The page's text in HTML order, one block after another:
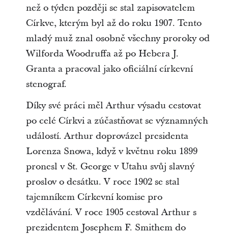
než o týden později se stal zapisovatelem
Církve, kterým byl až do roku 1907. Tento
mladý muž znal osobně všechny proroky od
Wilforda Woodruffa až po Hebera J.
Granta a pracoval jako oficiální církevní
stenograf.
Díky své práci měl Arthur výsadu cestovat
po celé Církvi a zúčastňovat se významných
událostí. Arthur doprovázel presidenta
Lorenza Snowa, když v květnu roku 1899
pronesl v St. George v Utahu svůj slavný
proslov o desátku. V roce 1902 se stal
tajemníkem Církevní komise pro
vzdělávání. V roce 1905 cestoval Arthur s
prezidentem Josephem F. Smithem do